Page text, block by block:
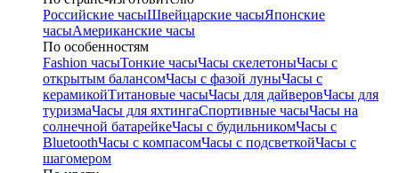
Российские часыШвейцарские часыЯпонские
часыАмериканские часы
По особенностям
Fashion часыТонкие часыЧасы скелетоныЧасы с
открытым балансомЧасы с фазой луныЧасы с
керамикойТитановые часыЧасы для дайверовЧасы для
туризмаЧасы для яхтингаСпортивные часыЧасы на
солнечной батарейкеЧасы с будильникомЧасы с
BluetoothЧасы с компасомЧасы с подсветкойЧасы с
шагомером